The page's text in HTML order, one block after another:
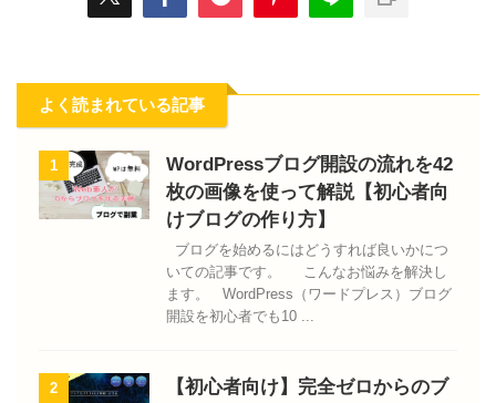
よく読まれている記事
1
WordPressブログ開設の流れを42
枚の画像を使って解説【初心者向
けブログの作り方】
ブログを始めるにはどうすれば良いかにつ
いての記事です。 こんなお悩みを解決し
ます。 WordPress（ワードプレス）ブログ
開設を初心者でも10 ...
2
【初心者向け】完全ゼロからのブ